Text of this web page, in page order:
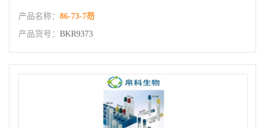
产品名称： 86-73-7芴
产品货号： BKR9373